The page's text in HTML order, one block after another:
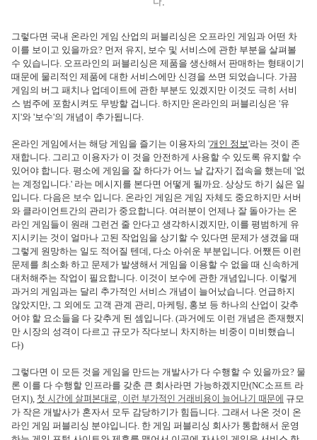
그렇다면 국내 온라인 게임 산업의 퍼블리싱은 오프라인 게임과 어떤 차
이를 보이고 있을까요? 먼저 유지, 보수 및 서비스에 관한 부분을 살펴볼
수 있습니다. 오프라인의 퍼블리싱은 제품을 생산해서 판매하는 형태이기
때문에 물리적인 제품에 대한 서비스에만 신경을 쓰면 되었습니다. 가끔
게임의 버그 패치나 업데이트에 관한 부분도 있겠지만 이것도 극히 서비
스 범주에 포함시켜도 무방할 겁니다. 하지만 온라인의 퍼블리싱은 '유
지'와 '보수'의 개념이 추가됩니다.
온라인 게임에서는 해당 게임을 즐기는 이용자의 '개인 정보'라는 것이 존
재합니다. 그리고 이용자가 이 것을 안전하게 사용할 수 있도록 유지할 수
있어야 합니다. 평소에 게임을 잘 하다가 어느 날 갑자기 접속을 했는데 '없
는 계정입니다.' 라는 메시지를 본다면 어떻게 될까요. 상상도 하기 싫은 일
입니다. 다음은 보수 입니다. 온라인 게임은 게임 자체도 중요하지만 서버
와 클라이언트간의 관리가 중요합니다. 여러분이 언제나 잘 돌아가는 온
라인 게임들이 원래 그런건 줄 안다고 생각하시겠지만, 이를 평범하게 유
지시키는 것이 얼마나 고된 작업임을 상기할 수 있다면 문제가 생겼을 때
그렇게 원망하는 일도 적어질 텐데, 다소 아쉬운 부분입니다. 어쨌든 이런
문제를 최소화 하고 문제가 발생해서 게임을 이용할 수 없을 때 신속하게
대처해주는 작업이 필요합니다. 이것이 보수에 관한 개념입니다. 이렇게
과거의 게임과는 달리 추가적인 서비스 개념이 늘어났습니다. 언급하지
않았지만, 그 외에도 고객 관계 관리, 마케팅, 홍보 등 하나의 산업이 갖추
어야 할 요소들을 다 갖추게 된 셈입니다. (과거에도 이런 개념은 존재했지
만 시장의 성격이 다르고 규모가 작다보니 차지하는 비중이 미비했습니
다)
그렇다면 이 모든 것을 게임을 만드는 개발사가 다 수행할 수 있을까요? 물
론 이를 다 수행할 인프라를 갖춘 큰 회사라면 가능하겠지만(NC소프트 라
던지), 첫 시간에 살펴본대로, 이런 부가적인 거래비용이 늘어나기 때문에 규모
가 작은 개발사가 혼자서 모두 감당하기가 힘듭니다. 그래서 나온 것이 온
라인 게임 퍼블리싱 분야입니다. 한 게임 퍼블리싱 회사가 통합해서 운영